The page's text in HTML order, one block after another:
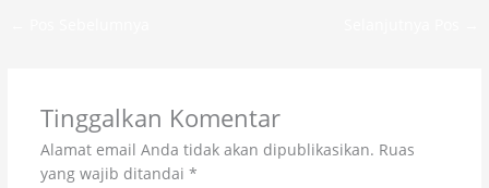
Tinggalkan Komentar
Alamat email Anda tidak akan dipublikasikan. Ruas
yang wajib ditandai *